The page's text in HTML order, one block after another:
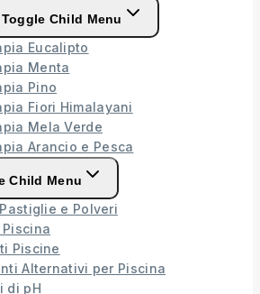
Toggle Child Menu
Eucalipto
Menta
Pino
Fiori Himalayani
Mela Verde
Arancio e Pesca
Child Menu
e Polveri
Piscine
Alternativi per Piscina
di pH